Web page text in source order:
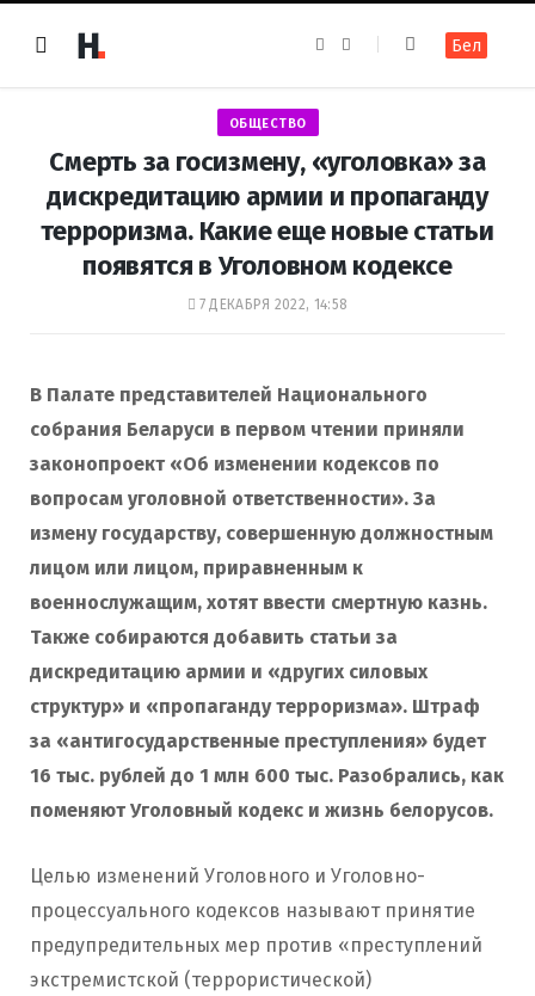
e
k
t
a
m
Бел
ОБЩЕСТВО
Смерть за госизмену, «уголовка» за
дискредитацию армии и пропаганду
терроризма. Какие еще новые статьи
появятся в Уголовном кодексе
7 ДЕКАБРЯ 2022, 14:58
В Палате представителей Национального
собрания Беларуси в первом чтении приняли
законопроект «Об изменении кодексов по
вопросам уголовной ответственности». За
измену государству, совершенную должностным
лицом или лицом, приравненным к
военнослужащим, хотят ввести смертную казнь.
Также собираются добавить статьи за
дискредитацию армии и «других силовых
структур» и «пропаганду терроризма». Штраф
за «антигосударственные преступления» будет
16 тыс. рублей до 1 млн 600 тыс. Разобрались, как
поменяют Уголовный кодекс и жизнь белорусов.
Целью изменений Уголовного и Уголовно-
процессуального кодексов называют принятие
предупредительных мер против «преступлений
экстремистской (террористической)